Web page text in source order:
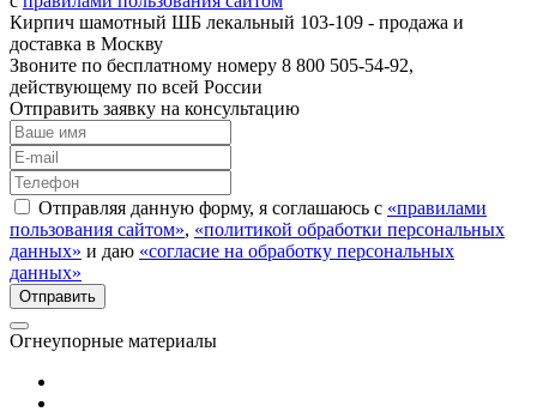
Кирпич шамотный ШБ лекальный 103-109 - продажа и
доставка в Москву
Звоните по бесплатному номеру 8 800 505-54-92,
действующему по всей России
Отправить заявку на консультацию
Отправляя данную форму, я соглашаюсь с «правилами
пользования сайтом», «политикой обработки персональных
данных» и даю «согласие на обработку персональных
данных»
Огнеупорные материалы